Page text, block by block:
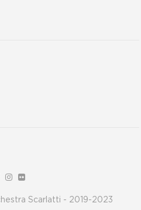
Scarlatti - 2019-2023